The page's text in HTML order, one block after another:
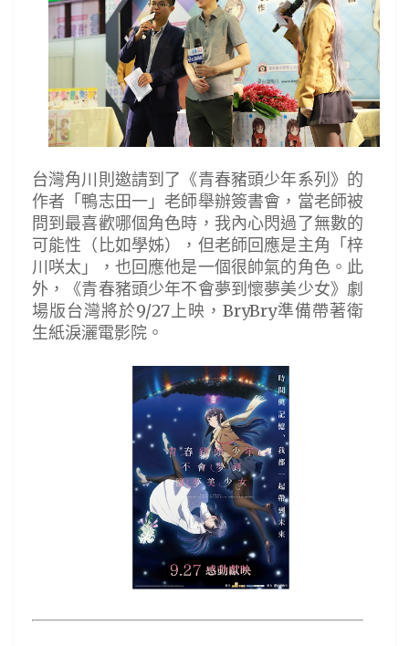
台灣角川則邀請到了《青春豬頭少年系列》的
作者「鴨志田一」老師舉辦簽書會，當老師被
問到最喜歡哪個角色時，我內心閃過了無數的
可能性（比如學姊），但老師回應是主角「梓
川咲太」，也回應他是一個很帥氣的角色。此
外，《青春豬頭少年不會夢到懷夢美少女》劇
場版台灣將於9/27上映，BryBry準備帶著衛
生紙淚灑電影院。